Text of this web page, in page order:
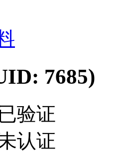
7685)
验证
认证